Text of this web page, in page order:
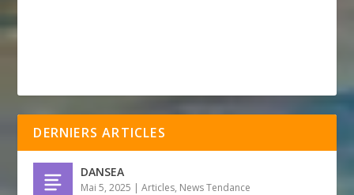
DERNIERS ARTICLES
DANSEA
Mai 5, 2025 |Articles, News Tendance